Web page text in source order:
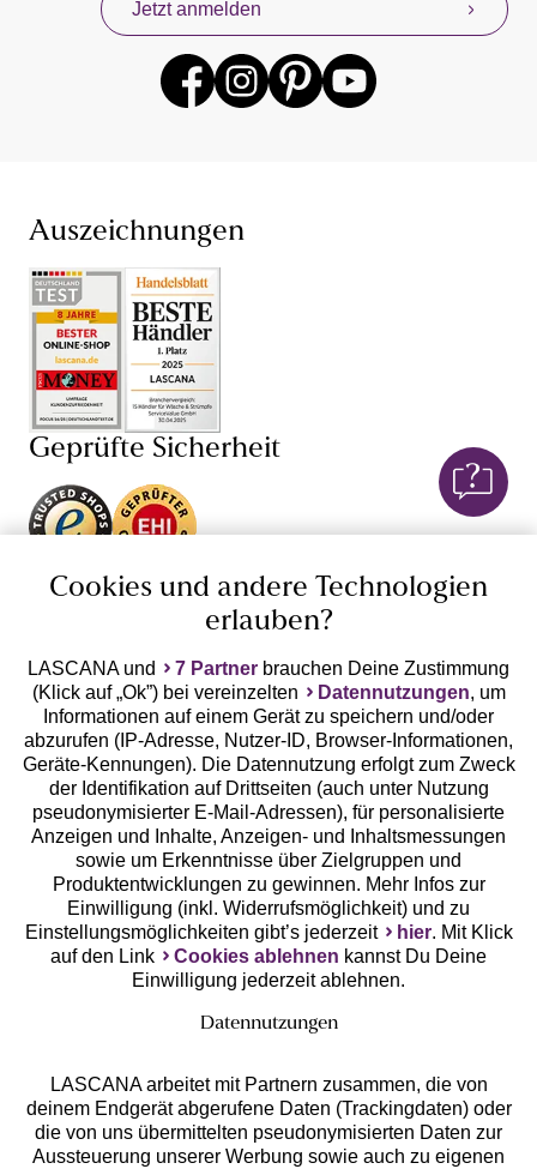
anderen beliebten Lingerie-Marken gibt es für dich
jederzeit mit neuen Angeboten. Profitiere mit unserem
Konzept „Von Frauen für Frauen“ von unseren eigenen
Erfahrungen mit Damenunterwäsche und Dessous,
großen Größen und ab Cup AA) und Schnitt keine
Grenzen gesetzt. Je nach Anlass bist du so mit einem
Push-up-BH ,Schalen-BH
Damenunterhemd perfekt gekleidet und fühlst dich in
deiner Unterwäsche einfach wohl. Auch von unseren
verführerischen Dessous und sexy Lingerie wirst du
begeistert sein: Mit BH,
Negligé von LASCANA und anderen Dessous-Marken
versprühst du stets einen weiblichen Charme. Lass dich
von Dessous mit edlen Spitzen-BHs
, Corsagen mit
Spitze oder transparenten Negligés verführen!
Jetzt anmelden
Auszeichnungen
Geprüfte Sicherheit
Unsere Apps
Gratis Versand ab50 €
Kostenlose Retoure
°Punkte sammeln
Services
Cookies und andere Technologien
erlauben?
LASCANA und 7 Partner brauchen Deine Zustimmung
(Klick auf „Ok”) bei vereinzelten
Datennutzungen, um
Informationen auf einem Gerät zu speichern und/oder
abzurufen (IP-Adresse, Nutzer-ID, Browser-Informationen,
Geräte-Kennungen). Die Datennutzung erfolgt zum Zweck
der Identifikation auf Drittseiten (auch unter Nutzung
pseudonymisierter E-Mail-Adressen), für personalisierte
Anzeigen und Inhalte, Anzeigen- und Inhaltsmessungen
sowie um Erkenntnisse über Zielgruppen und
Produktentwicklungen zu gewinnen. Mehr Infos zur
Einwilligung (inkl. Widerrufsmöglichkeit) und zu
Einstellungsmöglichkeiten gibt’s jederzeit
hier. Mit Klick
auf den Link
Cookies ablehnen kannst Du Deine
Einwilligung jederzeit ablehnen.
Datennutzungen
LASCANA arbeitet mit Partnern zusammen, die von
deinem Endgerät abgerufene Daten (Trackingdaten) oder
die von uns übermittelten pseudonymisierten Daten zur
Aussteuerung unserer Werbung sowie auch zu eigenen